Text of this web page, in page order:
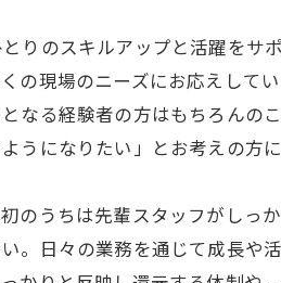
りのスキルアップと活躍をサ
の現場のニーズにお応えして
なる経験者の方はもちろんの
うになりたい」とお考えの方
のうちは先輩スタッフがしっ
。日々の業務を通じて成長や